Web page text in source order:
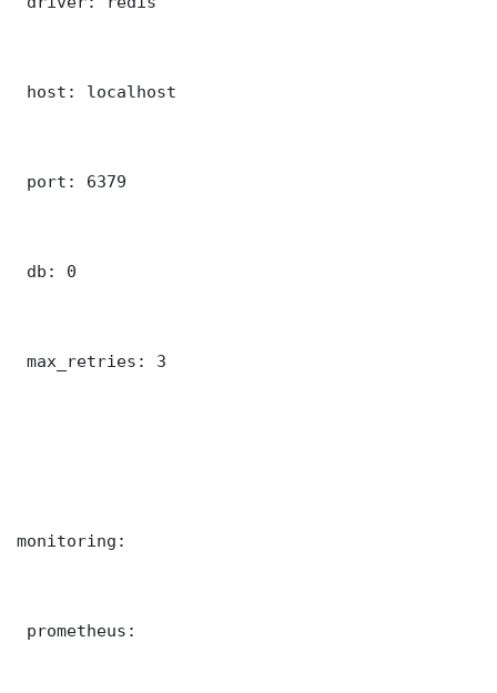
host: localhost
port: 6379
db: 0
max_retries: 3
monitoring:
prometheus: